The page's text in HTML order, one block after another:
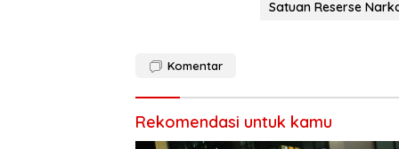
Satuan Reserse
Komentar
Rekomendasi untuk kamu